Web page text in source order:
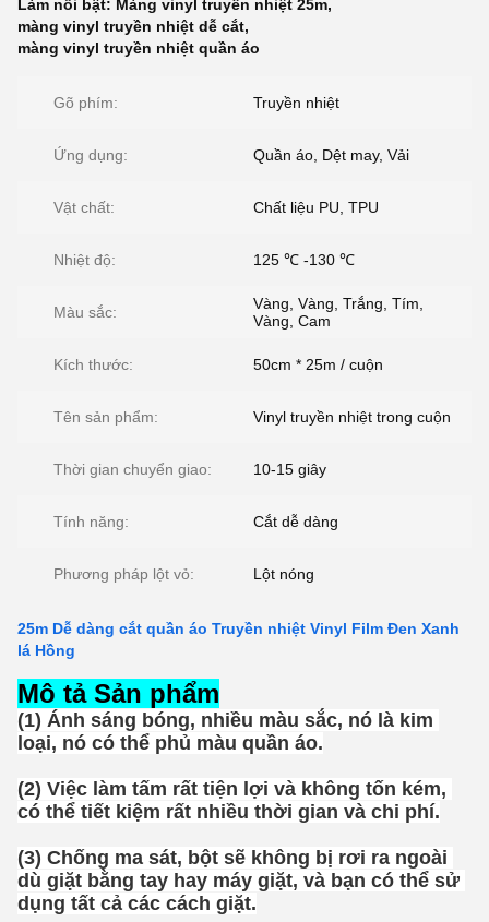
Làm nổi bật: Màng vinyl truyền nhiệt 25m,
màng vinyl truyền nhiệt dễ cắt,
màng vinyl truyền nhiệt quần áo
Gõ phím: Truyền nhiệt
Ứng dụng: Quần áo, Dệt may, Vải
Vật chất: Chất liệu PU, TPU
Nhiệt độ: 125 ℃ -130 ℃
Màu sắc:
Vàng, Vàng, Trắng, Tím,
Vàng, Cam
Kích thước: 50cm * 25m / cuộn
Tên sản phẩm: Vinyl truyền nhiệt trong cuộn
Thời gian chuyển giao: 10-15 giây
Tính năng: Cắt dễ dàng
Phương pháp lột vỏ: Lột nóng
25m Dễ dàng cắt quần áo Truyền nhiệt Vinyl Film Đen Xanh
lá Hồng
Mô tả Sản phẩm
(1) Ánh sáng bóng, nhiều màu sắc, nó là kim
loại, nó có thể phủ màu quần áo.
(2) Việc làm tấm rất tiện lợi và không tốn kém,
có thể tiết kiệm rất nhiều thời gian và chi phí.
(3) Chống ma sát, bột sẽ không bị rơi ra ngoài
dù giặt bằng tay hay máy giặt, và bạn có thể sử
dụng tất cả các cách giặt.